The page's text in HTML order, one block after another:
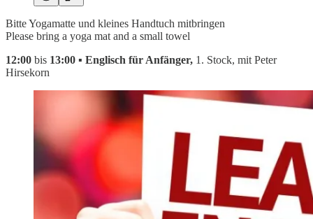
Bitte Yogamatte und kleines Handtuch mitbringen
Please bring a yoga mat and a small towel
12:00 bis 13:00 ▪ Englisch für Anfänger, 1. Stock, mit Peter
Hirsekorn